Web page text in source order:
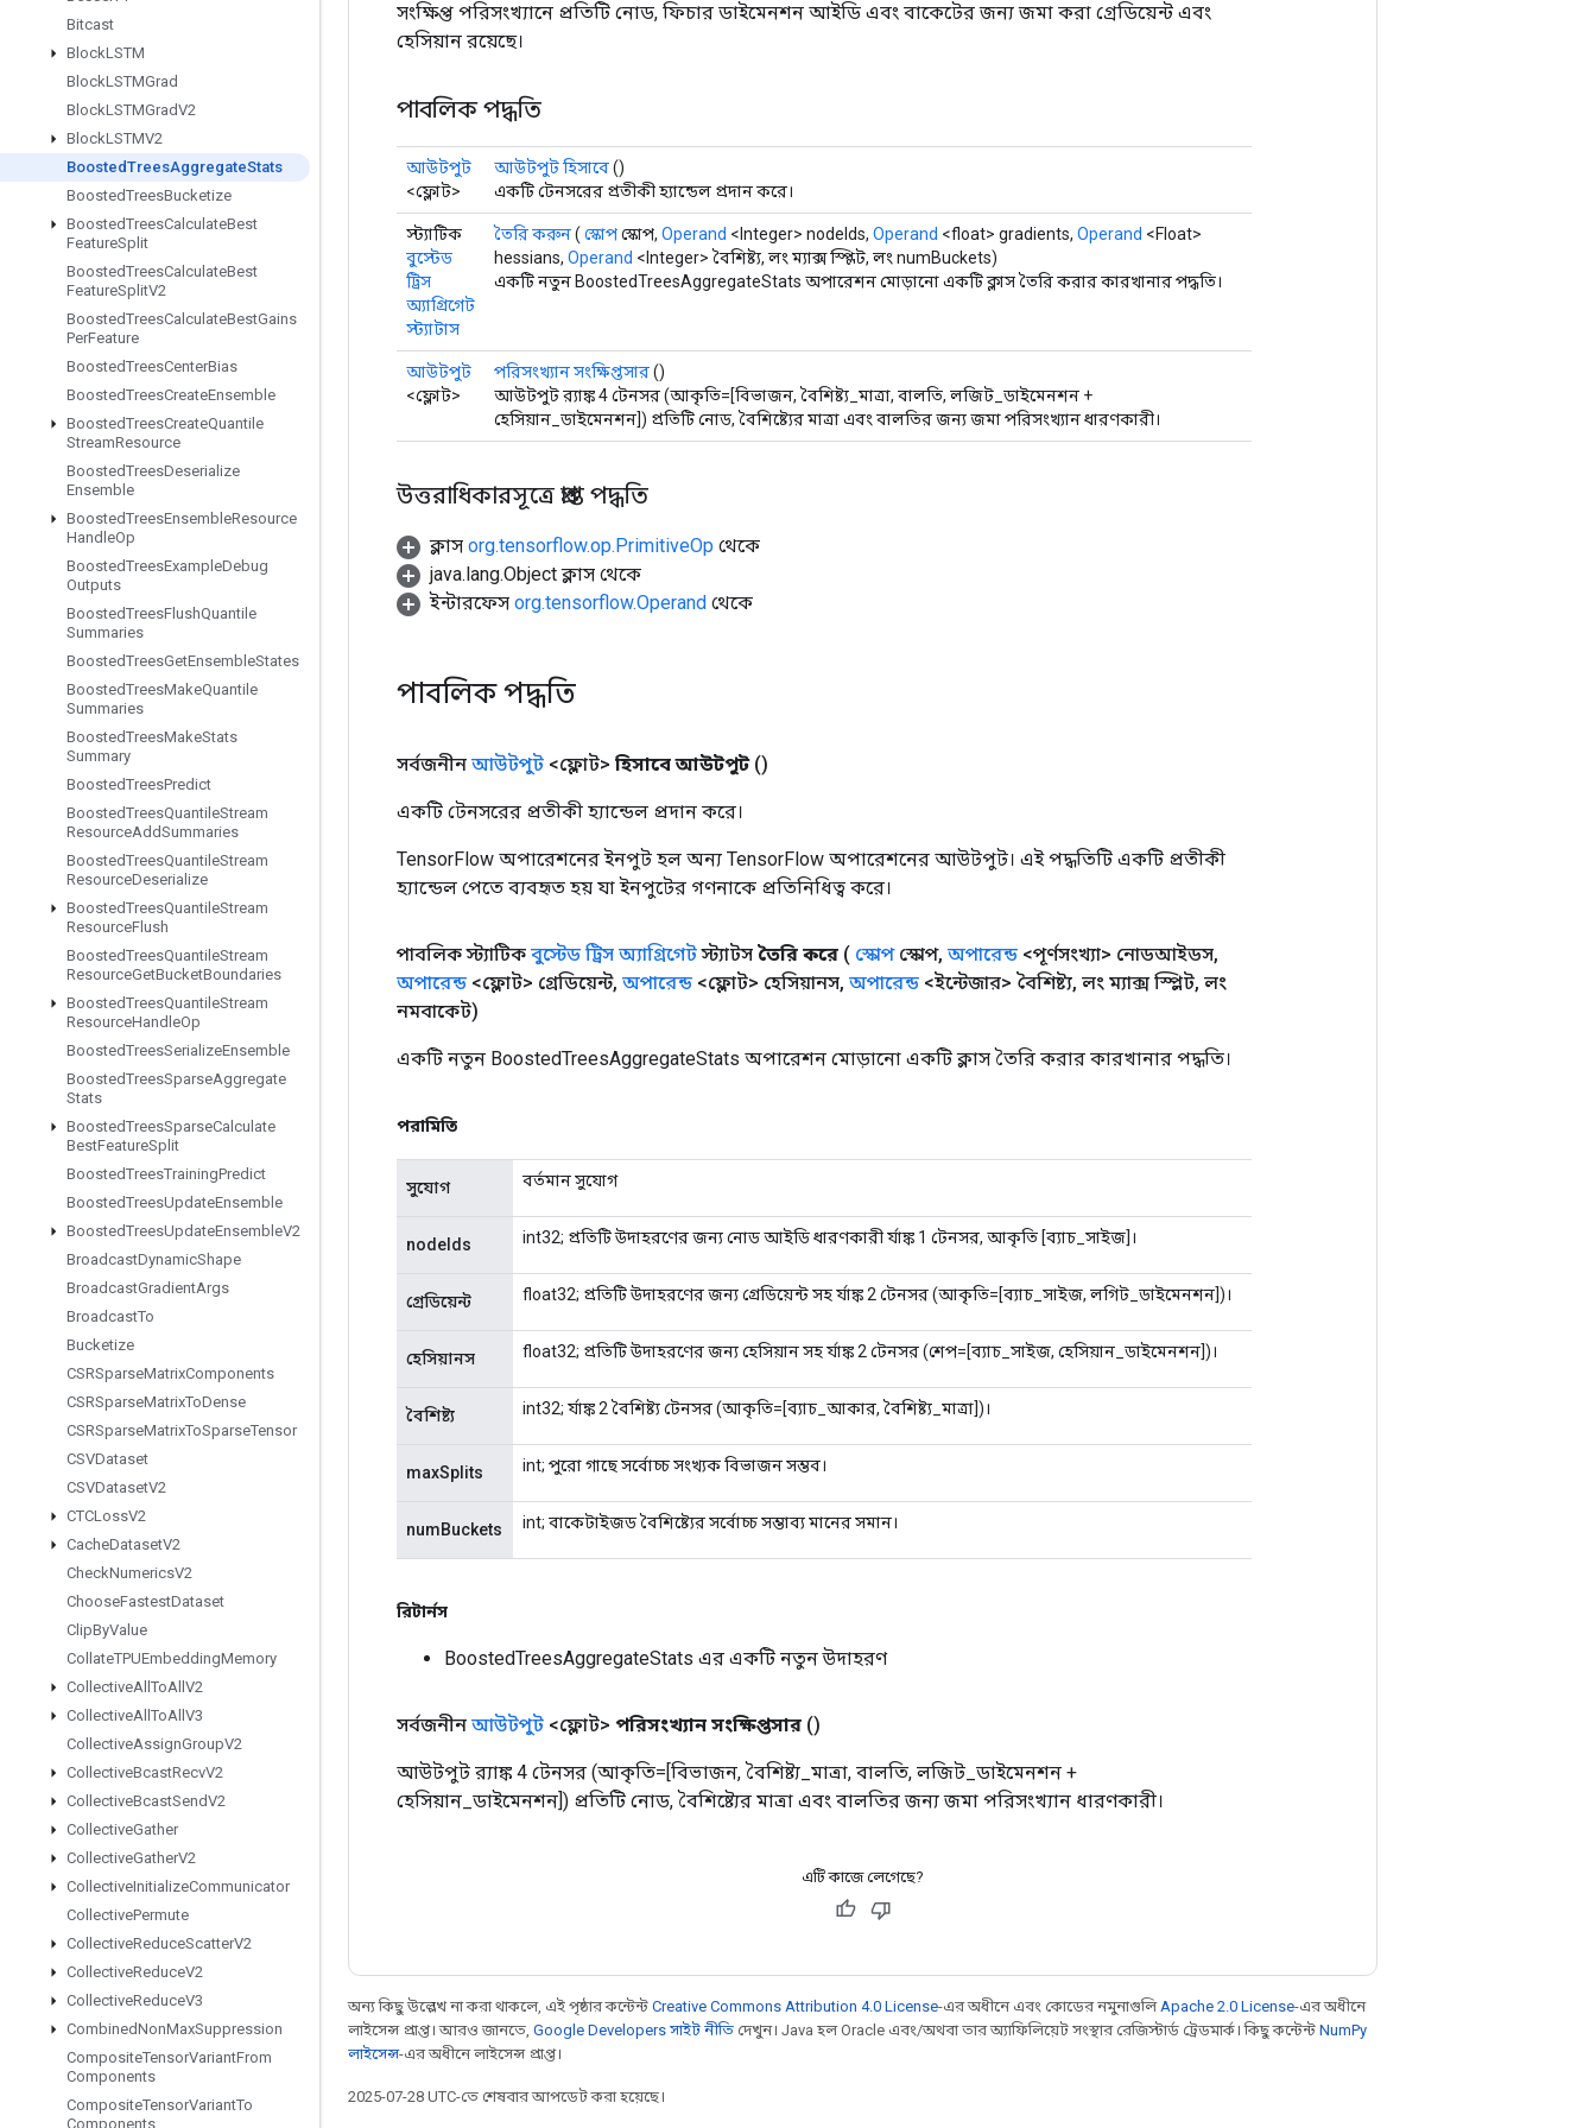
Bitcast
BlockLSTM
BlockLSTMGrad
BlockLSTMGradV2
BlockLSTMV2
BoostedTreesAggregateStats
BoostedTreesBucketize
BoostedTreesCalculateBest
FeatureSplit
BoostedTreesCalculateBest
FeatureSplitV2
BoostedTreesCalculateBestGains
PerFeature
BoostedTreesCenterBias
BoostedTreesCreateEnsemble
BoostedTreesCreateQuantile
StreamResource
BoostedTreesDeserialize
Ensemble
BoostedTreesEnsembleResource
HandleOp
BoostedTreesExampleDebug
Outputs
BoostedTreesFlushQuantile
Summaries
BoostedTreesGetEnsembleStates
BoostedTreesMakeQuantile
Summaries
BoostedTreesMakeStats
Summary
BoostedTreesPredict
BoostedTreesQuantileStream
ResourceAddSummaries
BoostedTreesQuantileStream
ResourceDeserialize
BoostedTreesQuantileStream
ResourceFlush
BoostedTreesQuantileStream
ResourceGetBucketBoundaries
BoostedTreesQuantileStream
ResourceHandleOp
BoostedTreesSerializeEnsemble
BoostedTreesSparseAggregate
Stats
BoostedTreesSparseCalculate
BestFeatureSplit
BoostedTreesTrainingPredict
BoostedTreesUpdateEnsemble
BoostedTreesUpdateEnsembleV2
BroadcastDynamicShape
BroadcastGradientArgs
BroadcastTo
Bucketize
CSRSparseMatrixComponents
CSRSparseMatrixToDense
CSRSparseMatrixToSparseTensor
CSVDataset
CSVDatasetV2
CTCLossV2
CacheDatasetV2
CheckNumericsV2
ChooseFastestDataset
ClipByValue
CollateTPUEmbeddingMemory
CollectiveAll ToAll V2
CollectiveAll ToAll V3
CollectiveAssignGroupV2
CollectiveBcastRecvV2
CollectiveBcastSendV2
CollectiveGather
CollectiveGatherV2
CollectiveInitializeCommunicator
CollectivePermute
CollectiveReduceScatterV2
CollectiveReduceV2
CollectiveReduceV3
CombinedNonMaxSuppression
CompositeTensorVariantFrom
Components
CompositeTensorVariantTo
Components
সংক্ষিপ্ত পরিসংখ্যানে প্রতিটি নোড, ফিচার ডাইমেনশন আইডি এবং বাকেটের জন্য জমা করা গ্রেডিয়েন্ট এবং
হেসিয়ান রয়েছে।
পাবলিক পদ্ধতি
আউটপুট
<ফ্লোট>
আউটপুট হিসাবে()
একটি টেনসরের প্রতীকী হ্যান্ডেল প্রদান করে।
স্ট্যাটিক
বুস্টেড
ট্রিস
অ্যাগ্রিগেট
স্ট্যাটাস
তৈরি করুন( স্কোপস্কোপ, Operand <Integer> nodeIds, Operand <float> gradients, Operand <Float>
hessians, Operand <Integer> বৈশিষ্ট্য, লং ম্যাক্স স্প্লিট, লং numBuckets)
একটি নতুন BoostedTreesAggregateStats অপারেশন মোড়ানো একটি ক্লাস তৈরি করার কারখানার পদ্ধতি।
আউটপুট
<ফ্লোট>
পরিসংখ্যান সংক্ষিপ্তসার()
আউটপুট র‌্যাঙ্ক 4 টেনসর (আকৃতি=[বিভাজন, বৈশিষ্ট্য_মাত্রা, বালতি, লজিট_ডাইমেনশন +
হেসিয়ান_ডাইমেনশন]) প্রতিটি নোড, বৈশিষ্ট্যের মাত্রা এবং বালতির জন্য জমা পরিসংখ্যান ধারণকারী।
উত্তরাধিকারসূত্রে প্রাপ্ত পদ্ধতি
ক্লাস org.tensorflow.op.PrimitiveOp থেকে
java.lang.Object ক্লাস থেকে
ইন্টারফেস org.tensorflow.Operand থেকে
পাবলিক পদ্ধতি
সর্বজনীন আউটপুট <ফ্লোট> হিসাবে আউটপুট ()
একটি টেনসরের প্রতীকী হ্যান্ডেল প্রদান করে।
TensorFlow অপারেশনের ইনপুট হল অন্য TensorFlow অপারেশনের আউটপুট। এই পদ্ধতিটি একটি প্রতীকী
হ্যান্ডেল পেতে ব্যবহৃত হয় যা ইনপুটের গণনাকে প্রতিনিধিত্ব করে।
পাবলিক স্ট্যাটিক বুস্টেড ট্রিস অ্যাগ্রিগেটস্ট্যাটস তৈরি করে ( স্কোপস্কোপ, অপারেন্ড <পূর্ণসংখ্যা> নোডআইডস,
অপারেন্ড <ফ্লোট> গ্রেডিয়েন্ট, অপারেন্ড <ফ্লোট> হেসিয়ানস, অপারেন্ড <ইন্টেজার> বৈশিষ্ট্য, লং ম্যাক্স স্প্লিট, লং
নমবাকেট)
একটি নতুন BoostedTreesAggregateStats অপারেশন মোড়ানো একটি ক্লাস তৈরি করার কারখানার পদ্ধতি।
পরামিতি
সুযোগ বর্তমান সুযোগ
nodeIds int32; প্রতিটি উদাহরণের জন্য নোড আইডি ধারণকারী র্যাঙ্ক 1 টেনসর, আকৃতি [ব্যাচ_সাইজ]।
গ্রেডিয়েন্ট float32; প্রতিটি উদাহরণের জন্য গ্রেডিয়েন্ট সহ র্যাঙ্ক 2 টেনসর (আকৃতি=[ব্যাচ_সাইজ, লগিট_ডাইমেনশন])।
হেসিয়ানস float32; প্রতিটি উদাহরণের জন্য হেসিয়ান সহ র্যাঙ্ক 2 টেনসর (শেপ=[ব্যাচ_সাইজ, হেসিয়ান_ডাইমেনশন])।
বৈশিষ্ট্য int32; র্যাঙ্ক 2 বৈশিষ্ট্য টেনসর (আকৃতি=[ব্যাচ_আকার, বৈশিষ্ট্য_মাত্রা])।
maxSplits int; পুরো গাছে সর্বোচ্চ সংখ্যক বিভাজন সম্ভব।
numBuckets int; বাকেটাইজড বৈশিষ্ট্যের সর্বোচ্চ সম্ভাব্য মানের সমান।
রিটার্নস
BoostedTreesAggregateStats এর একটি নতুন উদাহরণ
সর্বজনীন আউটপুট <ফ্লোট> পরিসংখ্যান সংক্ষিপ্তসার ()
আউটপুট র‌্যাঙ্ক 4 টেনসর (আকৃতি=[বিভাজন, বৈশিষ্ট্য_মাত্রা, বালতি, লজিট_ডাইমেনশন +
হেসিয়ান_ডাইমেনশন]) প্রতিটি নোড, বৈশিষ্ট্যের মাত্রা এবং বালতির জন্য জমা পরিসংখ্যান ধারণকারী।
এটি কাজে লেগেছে?
অন্য কিছু উল্লেখ না করা থাকলে, এই পৃষ্ঠার কন্টেন্ট Creative Commons Attribution 4.0 License-এর অধীনে এবং কোডের নমুনাগুলি Apache 2.0 License-এর অধীনে
লাইসেন্স প্রাপ্ত। আরও জানতে, Google Developers সাইট নীতি দেখুন। Java হল Oracle এবং/অথবা তার অ্যাফিলিয়েট সংস্থার রেজিস্টার্ড ট্রেডমার্ক। কিছু কন্টেন্ট NumPy
লাইসেন্স-এর অধীনে লাইসেন্স প্রাপ্ত।
2025-07-28 UTC-তে শেষবার আপডেট করা হয়েছে।